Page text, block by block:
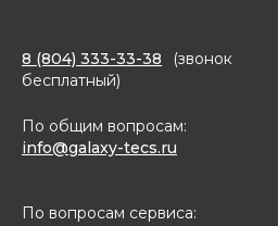
8 (804) 333-33-38
(звонок
бесплатный)
По общим вопросам:
info@galaxy-tecs.ru
По вопросам сервиса: